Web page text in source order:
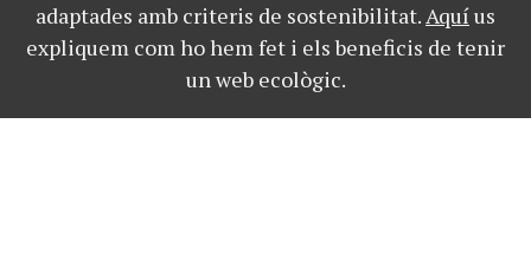
adaptades amb criteris de sostenibilitat.Aquíus
expliquem com ho hem fet i els beneficis de tenir
un web ecològic.